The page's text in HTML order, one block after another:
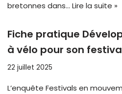
bretonnes dans… Lire la suite »
Fiche pratique
à vélo pour son
22 juillet 2025
L’enquête Festivals en